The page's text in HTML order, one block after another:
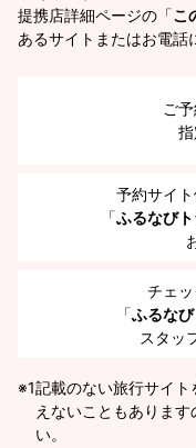
提携店詳細ページの「こ
あるサイトまたはお電話
ご
指
予約サイ
「ふるなび
チェ
「ふるな
スタッ
※1記載のない旅行サイ
えないこともありま
い。